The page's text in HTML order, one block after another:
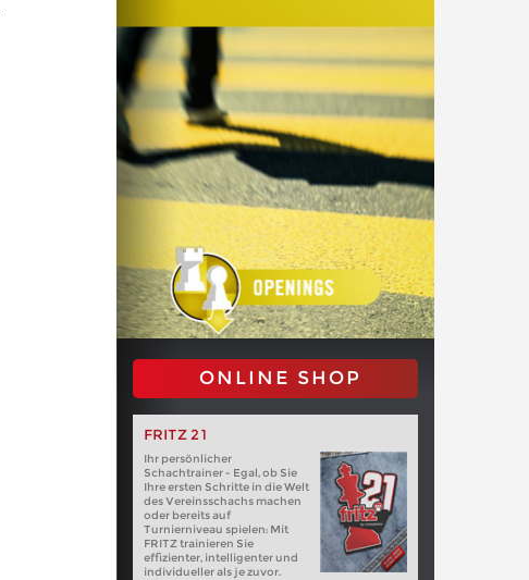
ONLINE SHOP
FRITZ 21
Ihr persönlicher
Schachtrainer - Egal, ob Sie
Ihre ersten Schritte in die Welt
des Vereinsschachs machen
oder bereits auf
Turnierniveau spielen: Mit
FRITZ trainieren Sie
effizienter, intelligenter und
individueller als je zuvor.